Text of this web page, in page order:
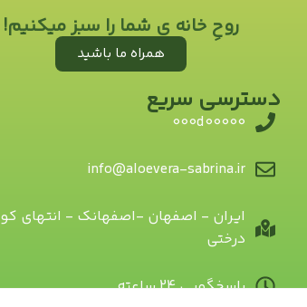
روحِ خانه ی شما را سبز میکنیم!
همراه ما باشید
دسترسی سریع
000d00000
info@aloevera-sabrina.ir
ایران - اصفهان -اصفهانک - انتهای
درختی
پاسخگویی 24 ساعته